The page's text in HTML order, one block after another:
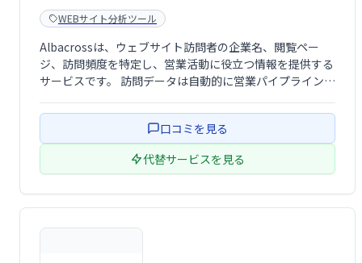
WEBサイト分析ツール
Albacrossは、ウェブサイト訪問者の企業名、閲覧ペー
ジ、訪問頻度を特定し、営業活動に役立つ情報を提供する
サービスです。 訪問データは自動的に営業パイプラインに
開拓に繋がる、強力な営業支援ツールです。
口コミを見る
代替サービスを見る